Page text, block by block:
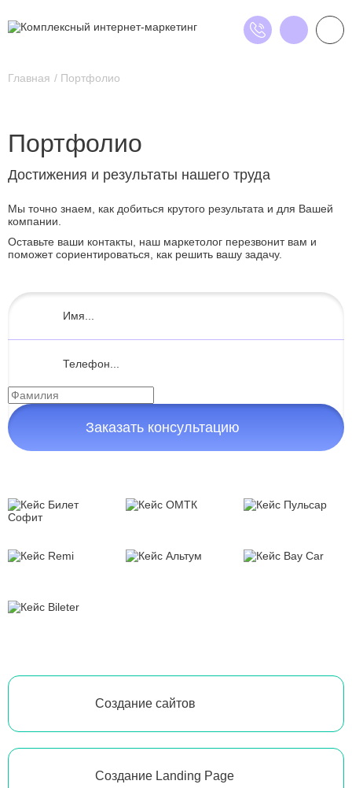
Главная Портфолио
Портфолио
Достижения и результаты нашего труда
Мы точно знаем, как добиться крутого результата и для Вашей
компании.
Оставьте ваши контакты, наш маркетолог перезвонит вам и
поможет сориентироваться, как решить вашу задачу.
Заказать консультацию
Создание сайтов
Создание Landing Page